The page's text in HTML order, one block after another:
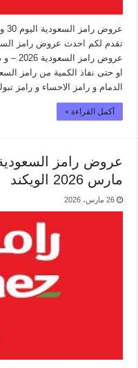
تقدم لكم احدث عروض رامز
او حتى نفاذ الكمية من رامز
الدمام و رامز الاحساء و رامز
أكمل القراءة »
مارس 2026 الويكند
26 مارس، 2026